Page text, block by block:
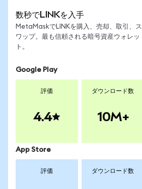
数秒でLINKを入手
MetaMaskでLINKを購入、売却、取引、ス
ワップ。最も信頼される暗号資産ウォレッ
ト。
Google Play
評価
4.4
ダウンロード数
10M+
App Store
評価 ダウンロード数